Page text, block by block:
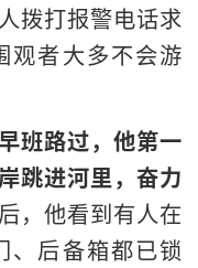
拨打报警电话求
观者大多不会游
班路过，他第一
跳进河里，奋力
，他看到有人在
、后备箱都已锁